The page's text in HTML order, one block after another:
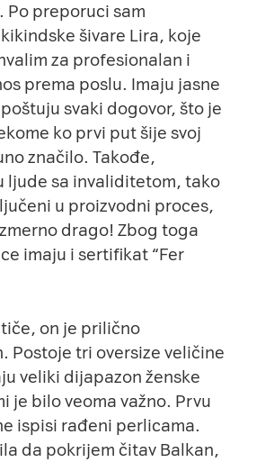
Po preporuci sam
šivare Lira, koje
za profesionalan i
prema poslu. Imaju jasne
svaki dogovor, što je
ko prvi put šije svoj
značilo. Takođe,
ljude sa invaliditetom, tako
u proizvodni proces,
drago! Zbog toga
imaju i sertifikat “Fer
on je prilično
Postoje tri oversize veličine
veliki dijapazon ženske
je bilo veoma važno. Prvu
ispisi rađeni perlicama.
da pokrijem čitav Balkan,